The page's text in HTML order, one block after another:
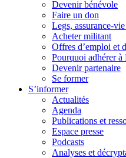
Devenir bénévole
Faire un don
Legs, assurance-
Acheter militant
Offres d’emploi et
Pourquoi adhérer à
Devenir partenaire
Se former
S’informer
Actualités
Agenda
Publications et
Espace presse
Podcasts
Analyses et